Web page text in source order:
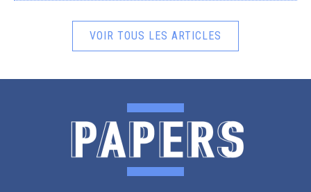
VOIR TOUS LES ARTICLES